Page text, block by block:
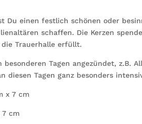
Du einen festlich schönen oder
schaffen. Die Kerzen
Trauerhalle erfüllt.
Tagen angezündet, z.B.
diesen Tagen ganz besonders
x 7 cm
7 cm